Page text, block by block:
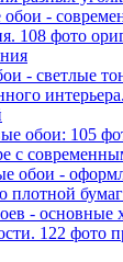
-
108 фото
- светлые
обои: 105
с
обои -
- основные
122 фото